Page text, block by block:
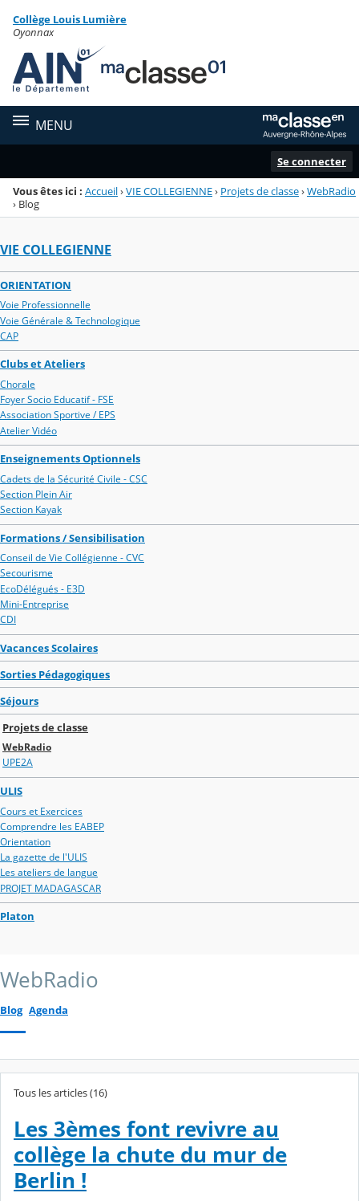
Menu de la rubrique
Contenu
Collège Louis Lumière
Oyonnax
MENU
Se connecter
Vous êtes ici : Accueil›VIE COLLEGIENNE› Projets de classe›WebRadio
› Blog
VIE COLLEGIENNE
ORIENTATION
Voie Professionnelle
Voie Générale & Technologique
CAP
Clubs et Ateliers
Chorale
Foyer Socio Educatif - FSE
Association Sportive / EPS
Atelier Vidéo
Enseignements Optionnels
Cadets de la Sécurité Civile - CSC
Section Plein Air
Section Kayak
Formations / Sensibilisation
Conseil de Vie Collégienne - CVC
Secourisme
EcoDélégués - E3D
Mini-Entreprise
CDI
Vacances Scolaires
Sorties Pédagogiques
Séjours
Projets de classe
WebRadio
UPE2A
ULIS
Cours et Exercices
Comprendre les EABEP
Orientation
La gazette de l'ULIS
Les ateliers de langue
PROJET MADAGASCAR
Platon
WebRadio
Blog Agenda
Tous les articles (16)
Les 3èmes font revivre au
collège la chute du mur de
Berlin !